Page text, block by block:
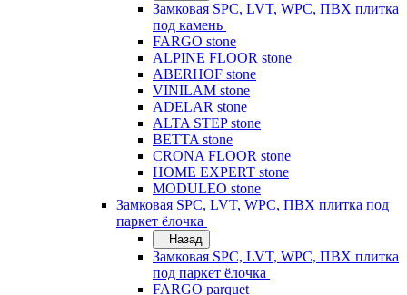
Замковая SPC, LVT, WPC, ПВХ плитка
под камень
FARGO stone
ALPINE FLOOR stone
ABERHOF stone
VINILAM stone
ADELAR stone
ALTA STEP stone
BETTA stone
CRONA FLOOR stone
HOME EXPERT stone
MODULEO stone
Замковая SPC, LVT, WPC, ПВХ плитка под
паркет ёлочка
Назад
Замковая SPC, LVT, WPC, ПВХ плитка
под паркет ёлочка
FARGO parquet